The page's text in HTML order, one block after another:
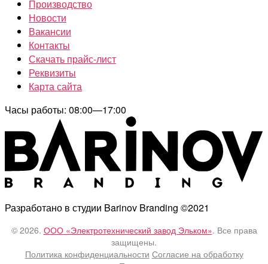
Производство
Новости
Вакансии
Контакты
Скачать прайс-лист
Реквизиты
Карта сайта
Часы работы: 08:00—17:00
Разработано в студии Barinov Branding ©2021
© 2026. ООО «Электротехнический завод Эльком». Все права
защищены.
Политика конфиденциальности Согласие на обработку